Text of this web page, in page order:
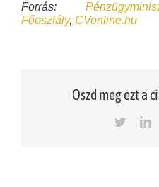
Forrás:
Főosztály, CVonline.hu
Oszd meg ezt a
Twitter